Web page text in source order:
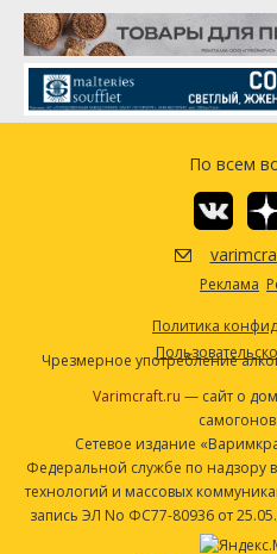
Каскад (Cascade DE)
Нортен Бревер
Дрожжи
American Lager (Wyeast
Другие ингредиенты
Таблетки Whirlfloc
Посмотреть
По всем
Реклама
Политика
Чрезмерное употребление
Varimcraft.ru — сайт о
Сетевое издание
Федеральной службе по надзору
технологий и массовых
запись ЭЛ No ФС77-80936 от